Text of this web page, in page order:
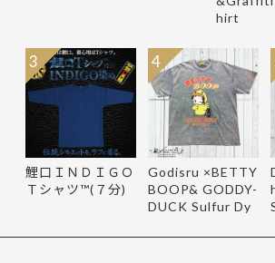
hirt
鯉口ＩＮＤＩＧＯ
Ｔシャツ™(７分)
3
Godisru ×BETTY
BOOP& GODDY-
DUCK Sulfur Dy
4